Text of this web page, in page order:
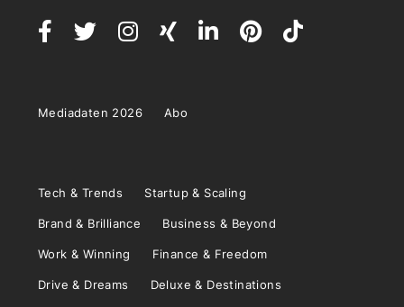
Mediadaten 2026 Abo
Tech & Trends Startup & Scaling
Brand & Brilliance Business & Beyond
Work & Winning Finance & Freedom
Drive & Dreams Deluxe & Destinations